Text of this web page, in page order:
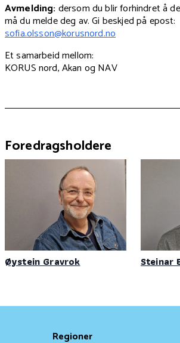
Avmelding: dersom du blir forhindret å
må du melde deg av. Gi beskjed på epost:
sofia.olsson@korusnord.no
Et samarbeid mellom:
KORUS nord, Akan og NAV
Foredragsholdere
Øystein Gravrok Steinar
Regioner